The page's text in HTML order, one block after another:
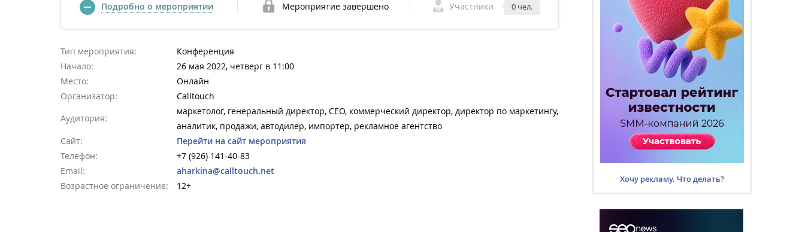
Подробно о мероприятии Мероприятие завершено Участники 0 чел.
Тип мероприятия:
Конференция
Начало:
26 мая 2022, четверг в 11:00
Место:
Онлайн
Организатор:
Calltouch
Аудитория:
маркетолог, генеральный директор, CEO, коммерческий директор, директор по маркетингу,
аналитик, продажи, автодилер, импортер, рекламное агентство
Сайт:
Перейти на сайт мероприятия
Телефон:
+7 (926) 141-40-83
Email:
aharkina@calltouch.net
Возрастное ограничение:
12+
Хочу рекламу. Что делать?